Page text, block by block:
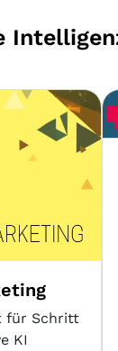
für Schritt
KI